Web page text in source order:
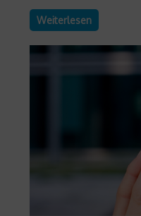
Weiterlesen